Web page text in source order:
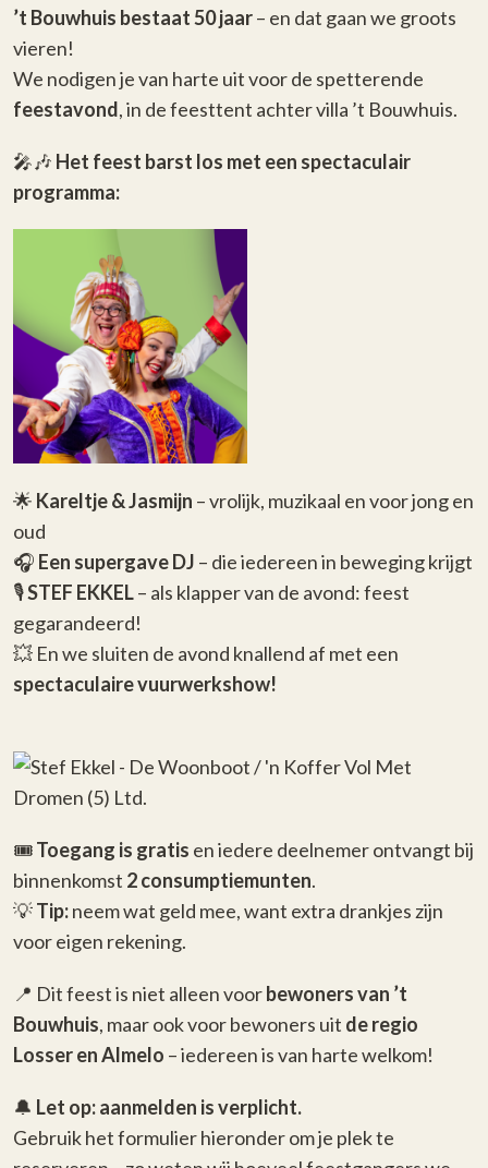
’t Bouwhuis bestaat 50 jaar– en dat gaan we groots
vieren!
We nodigen je van harte uit voor de spetterende
feestavond, in de feesttent achter villa ’t Bouwhuis.
🎤🎶 Het feest barst los met een spectaculair
programma:
🌟 Kareltje & Jasmijn – vrolijk, muzikaal en voor jong en
oud
🎧 Een supergave DJ – die iedereen in beweging krijgt
🎙️STEF EKKEL– als klapper van de avond: feest
gegarandeerd!
💥 En we sluiten de avond knallend af met een
spectaculaire vuurwerkshow!
🎟️Toegang is gratis en iedere deelnemer ontvangt bij
binnenkomst 2 consumptiemunten.
💡Tip:neem wat geld mee, want extra drankjes zijn
voor eigen rekening.
📍 Dit feest is niet alleen voorbewoners van ’t
Bouwhuis, maar ook voor bewoners uit de regio
Losser en Almelo – iedereen is van harte welkom!
🔔 Let op: aanmelden is verplicht.
Gebruik het formulier hieronder om je plek te